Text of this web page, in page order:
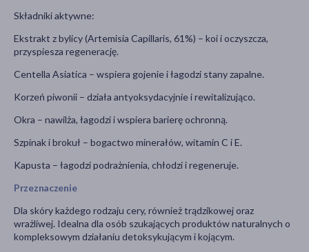
Składniki aktywne:
Ekstrakt z bylicy (Artemisia Capillaris, 61%) – koi i oczyszcza,
przyspiesza regenerację.
Centella Asiatica – wspiera gojenie i łagodzi stany zapalne.
Korzeń piwonii – działa antyoksydacyjnie i rewitalizująco.
Okra – nawilża, łagodzi i wspiera barierę ochronną.
Szpinak i brokuł – bogactwo minerałów, witamin C i E.
Kapusta – łagodzi podrażnienia, chłodzi i regeneruje.
Przeznaczenie
Dla skóry każdego rodzaju cery, również trądzikowej oraz
wrażliwej. Idealna dla osób szukających produktów naturalnych o
kompleksowym działaniu detoksykującym i kojącym.